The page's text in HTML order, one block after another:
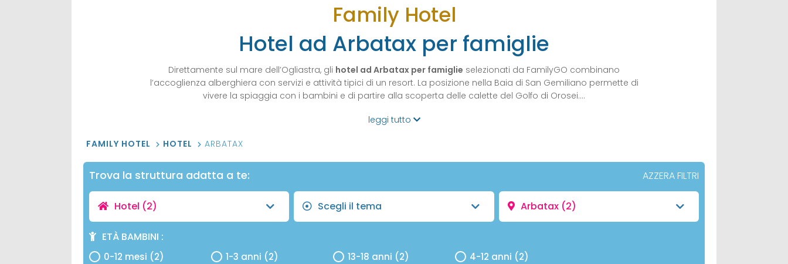
Family Hotel
Hotel ad Arbatax per famiglie
Direttamente sul mare dell’Ogliastra, gli hotel ad Arbatax per famiglie selezionati da FamilyGO combinano
l’accoglienza alberghiera con servizi e attività tipici di un resort. La posizione nella Baia di San Gemiliano permette di
vivere la spiaggia con i bambini e di partire alla scoperta delle calette del Golfo di Orosei.…
leggi tutto
FAMILY HOTEL HOTEL ARBATAX
Trova la struttura adatta a te: AZZERA FILTRI
Hotel (2) Scegli il tema Arbatax (2)
ETÀ BAMBINI
0-12 mesi (2) 1-3 anni (2) 13-18 anni (2) 4-12 anni (2)